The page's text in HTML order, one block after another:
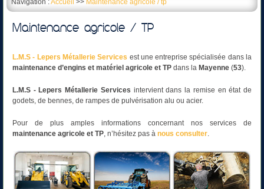
Navigation :Accueil >> Maintenance agricole / tp
Maintenance agricole / TP
L.M.S - Lepers MétallerieServices est une entreprise spécialisée dans la
maintenance d’engins et matériel agricole et TP dans la Mayenne (53).
L.M.S - Lepers Métallerie Services intervient dans la remise en état de
godets, de bennes, de rampes de pulvérisation alu ou acier.
Pour de plus amples informations concernant nos services de
maintenance agricole et TP, n’hésitez pas à nous consulter.